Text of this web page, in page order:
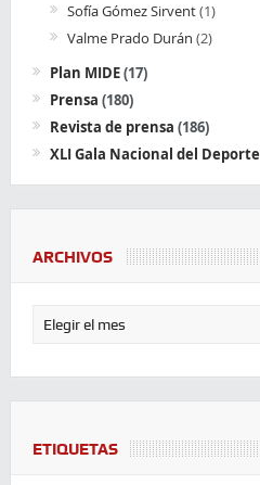
Sofía Gómez Sirvent(1)
Valme Prado Durán (2)
Plan MIDE(17)
Prensa (180)
Revista de prensa (186)
XLI Gala Nacional del Deporte
ARCHIVOS
ETIQUETAS